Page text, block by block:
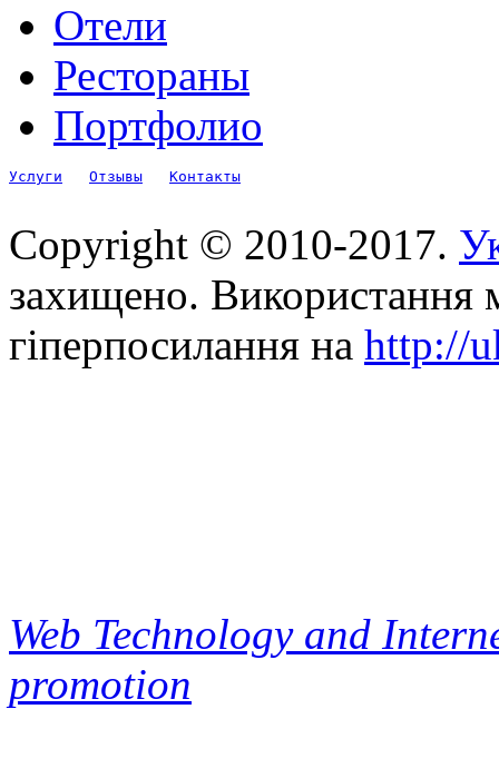
Отели
Рестораны
Портфолио
Услуги Отзывы Контакты
Copyright © 2010-2017.
захищено. Використання
гіперпосилання на http://
Web Technology and
promotion